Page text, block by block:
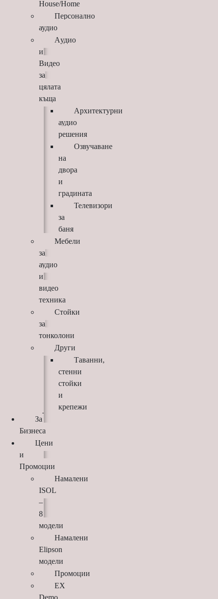
House/Home
Персонално
аудио
Aудио
и
Видео
за
цялата
къща
Архитектурни
аудио
решения
Озвучаване
на
двора
и
градината
Телевизори
за
баня
Мебели
за
аудио
и
видео
техника
Стойки
за
тонколони
Други
Таванни,
стенни
стойки
и
крепежи
За
Бизнеса
Цени
и
Промоции
Намалени
ISOL
–
8
модели
Намалени
Elipson
модели
Промоции
EX